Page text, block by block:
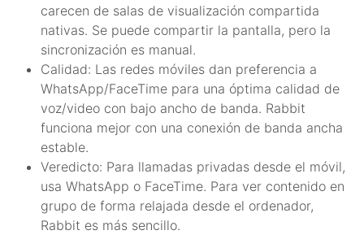
carecen de salas de visualización compartida
nativas. Se puede compartir la pantalla, pero la
sincronización es manual.
Calidad: Las redes móviles dan preferencia a
WhatsApp/FaceTime para una óptima calidad de
voz/video con bajo ancho de banda. Rabbit
funciona mejor con una conexión de banda ancha
estable.
Veredicto: Para llamadas privadas desde el móvil,
usa WhatsApp o FaceTime. Para ver contenido en
grupo de forma relajada desde el ordenador,
Rabbit es más sencillo.